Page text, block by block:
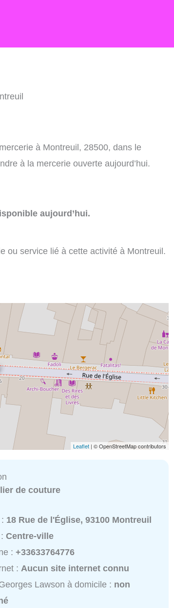
à Montreuil, 28500, dans le
à la mercerie ouverte aujourd’hui.
aujourd’hui.
ou service lié à cette activité à Montreuil.
Leaflet | © OpenStreetMap contributors
de couture
18 Rue de l'Église, 93100 Montreuil
:Centre-ville
:+33633764776
:Aucun site internet connu
Lawson à domicile : non